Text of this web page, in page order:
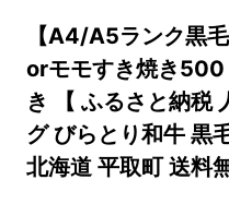
【A4/A5ランク黒
orモモすき焼き500
き 【 ふるさと納税
グ びらとり和牛 黒
北海道 平取町 送料